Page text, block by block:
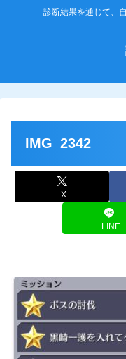
診断結果を通じて、
IMG_2342
X
LINE